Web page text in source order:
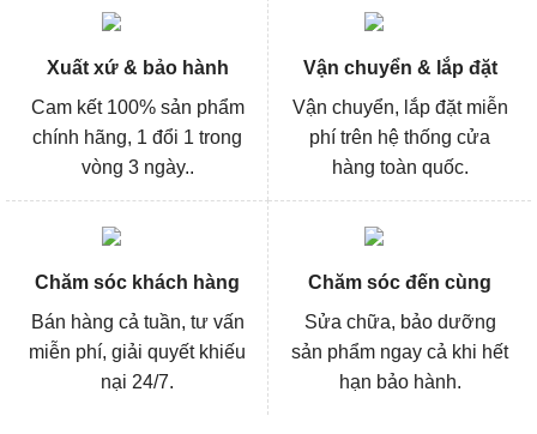
Xuất xứ & bảo hành
Cam kết 100% sản phẩm
chính hãng, 1 đổi 1 trong
vòng 3 ngày..
Vận chuyển & lắp đặt
Vận chuyển, lắp đặt miễn
phí trên hệ thống cửa
hàng toàn quốc.
Chăm sóc khách hàng
Bán hàng cả tuần, tư vấn
miễn phí, giải quyết khiếu
nại 24/7.
Chăm sóc đến cùng
Sửa chữa, bảo dưỡng
sản phẩm ngay cả khi hết
hạn bảo hành.